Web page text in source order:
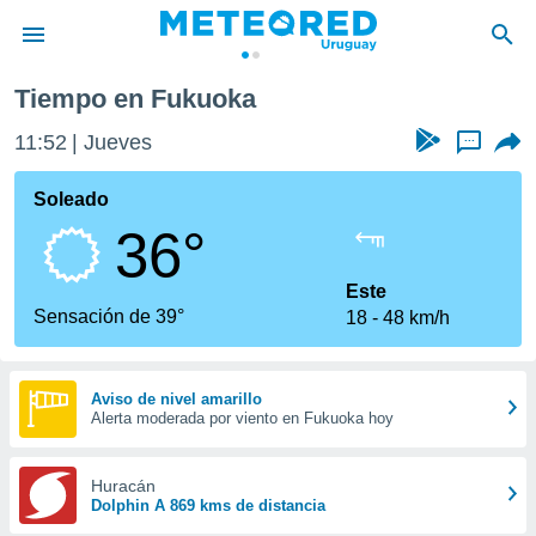
de
ha
calidad.
a este
las
forma
digital
basada
Tiempo en Fukuoka
11:52 Jueves ...
Soleado
36°
Sensación de 39°
Este
18
48 km/h
Aviso de nivel amarillo
Alerta moderada por viento en Fukuoka hoy
Huracán
Dolphin A 869 kms de distancia